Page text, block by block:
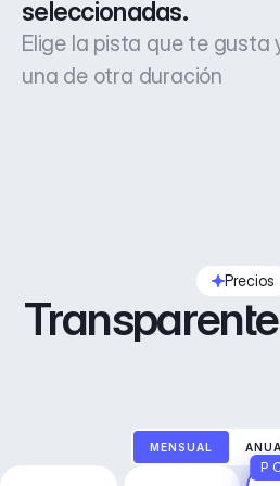
seleccionadas.
Elige la pista que te gusta
una de otra duración
Precios
MENSUAL